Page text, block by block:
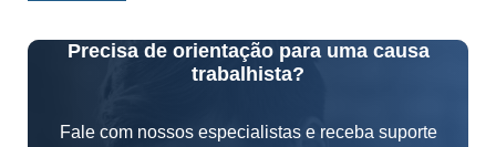
Precisa de orientação para uma causa
trabalhista?
Fale com nossos especialistas e receba suporte